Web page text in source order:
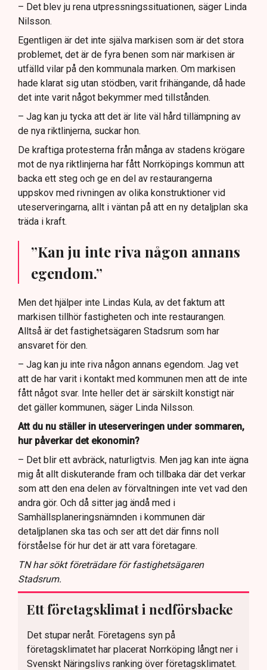
– Det blev ju rena utpressningssituationen, säger Linda
Nilsson.
Egentligen är det inte själva markisen som är det stora
problemet, det är de fyra benen som när markisen är
utfälld vilar på den kommunala marken. Om markisen
hade klarat sig utan stödben, varit frihängande, då hade
det inte varit något bekymmer med tillstånden.
– Jag kan ju tycka att det är lite väl hård tillämpning av
de nya riktlinjerna, suckar hon.
De kraftiga protesterna från många av stadens krögare
mot de nya riktlinjerna har fått Norrköpings kommun att
backa ett steg och ge en del av restaurangerna
uppskov med rivningen av olika konstruktioner vid
uteserveringarna, allt i väntan på att en ny detaljplan ska
träda i kraft.
”Kan ju inte riva någon annans
egendom.”
Men det hjälper inte Lindas Kula, av det faktum att
markisen tillhör fastigheten och inte restaurangen.
Alltså är det fastighetsägaren Stadsrum som har
ansvaret för den.
– Jag kan ju inte riva någon annans egendom. Jag vet
att de har varit i kontakt med kommunen men att de inte
fått något svar. Inte heller det är särskilt konstigt när
det gäller kommunen, säger Linda Nilsson.
Att du nu ställer in uteserveringen under sommaren,
hur påverkar det ekonomin?
– Det blir ett avbräck, naturligtvis. Men jag kan inte ägna
mig åt allt diskuterande fram och tillbaka där det verkar
som att den ena delen av förvaltningen inte vet vad den
andra gör. Och då sitter jag ändå med i
Samhällsplaneringsnämnden i kommunen där
detaljplanen ska tas och ser att det där finns noll
förståelse för hur det är att vara företagare.
TN har sökt företrädare för fastighetsägaren
Stadsrum.
Ett företagsklimat i nedförsbacke
Det stupar neråt. Företagens syn på
företagsklimatet har placerat Norrköping långt ner i
Svenskt Näringslivs ranking över företagsklimatet.